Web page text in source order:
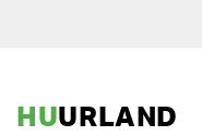
HUURLAND